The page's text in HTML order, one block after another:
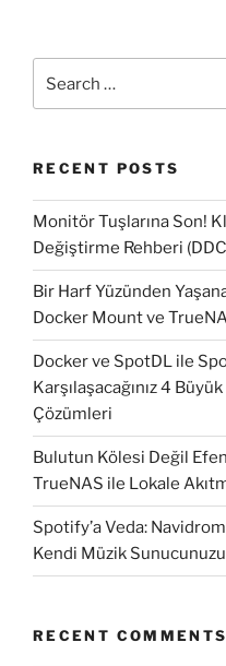
for:
RECENT POSTS
Monitör Tuşlarına Son!
Değiştirme Rehberi
Bir Harf Yüzünden
Docker Mount ve
Docker ve SpotDL ile
Karşılaşacağınız 4
Çözümleri
Bulutun Kölesi Değil
TrueNAS ile Lokale
Spotify’a Veda:
Kendi Müzik
RECENT COMMENTS